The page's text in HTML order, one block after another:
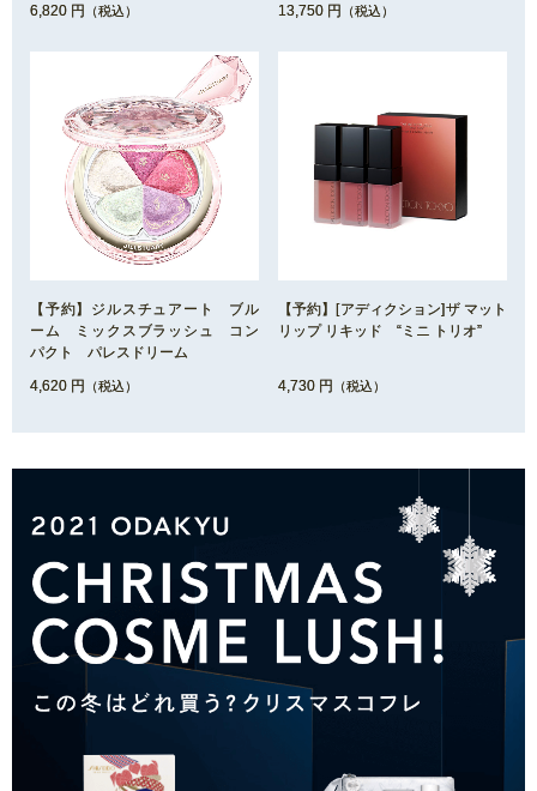
6,820 円 （税込）
13,750 円 （税込）
【予約】ジルスチュアート ブル
ーム ミックスブラッシュ コン
パクト パレスドリーム
4,620 円 （税込）
【予約】[アディクション]ザ マット
リップ リキッド “ミニ トリオ”
4,730 円 （税込）